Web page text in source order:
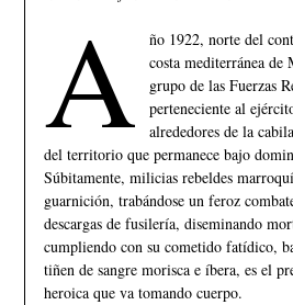
A
ño 1922, norte del
costa mediterránea
grupo de las Fuerzas
perteneciente al
alrededores de la
del territorio que permanece bajo
Súbitamente, milicias rebeldes
guarnición, trabándose un feroz
descargas de fusilería, diseminando
cumpliendo con su cometido fatídico,
tiñen de sangre morisca e íbera, es el
heroica que va tomando cuerpo.